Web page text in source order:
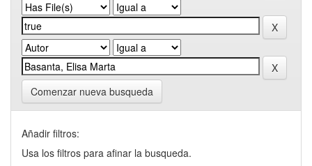
Comenzar nueva busqueda
Añadir filtros:
Usa los filtros para afinar la busqueda.